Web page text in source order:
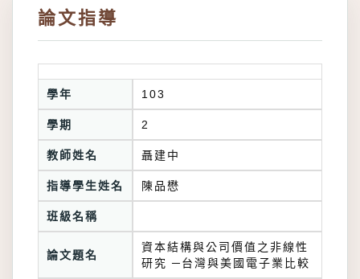
論文指導
學年 103
學期 2
教師姓名 聶建中
指導學生姓名 陳品懋
班級名稱
論文題名
資本結構與公司價值之非線性
研究 ─台灣與美國電子業比較